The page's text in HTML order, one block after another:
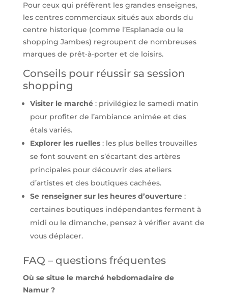
Pour ceux qui préfèrent les grandes enseignes,
les centres commerciaux situés aux abords du
centre historique (comme l’Esplanade ou le
shopping Jambes) regroupent de nombreuses
marques de prêt‑à‑porter et de loisirs.
Conseils pour réussir sa session
shopping
Visiter le marché: privilégiez le samedi matin
pour profiter de l’ambiance animée et des
étals variés.
Explorer les ruelles: les plus belles trouvailles
se font souvent en s’écartant des artères
principales pour découvrir des ateliers
d’artistes et des boutiques cachées.
Se renseigner sur les heures d’ouverture:
certaines boutiques indépendantes ferment à
midi ou le dimanche, pensez à vérifier avant de
vous déplacer.
FAQ – questions fréquentes
Où se situe le marché hebdomadaire de
Namur ?